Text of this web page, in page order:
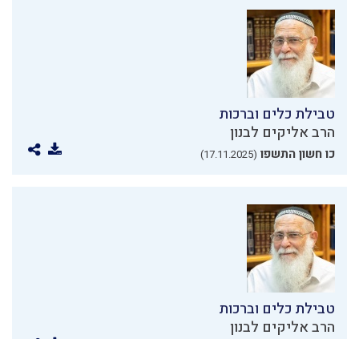
טבילת כלים וברכות
הרב אליקים לבנון
כו חשון התשפו (17.11.2025)
טבילת כלים וברכות
הרב אליקים לבנון